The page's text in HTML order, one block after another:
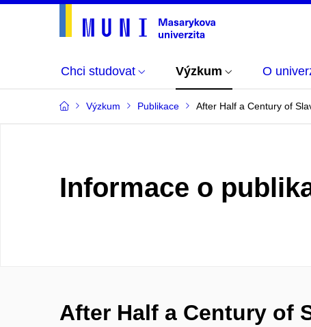
Chci studovat Výzkum O
Výzkum Publikace After Half a Century of
Informace o
After Half a Century of